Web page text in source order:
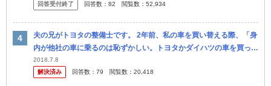
回答受付終了
回答数： 82 閲覧数： 52,934
夫の兄がトヨタの整備士です。 2年前、私の車を買い替える際、「身
内が他社の車に乗るのは恥ずかしい。トヨタかダイハツの車を買って
くれ」と言われました。「そういうものなのかな？」と思い、ダイハ
ツの車...
2018.7.8
解決済み
回答数： 79 閲覧数： 20,418